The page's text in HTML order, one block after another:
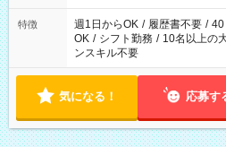
特徴 週1日からOK / 履歴書不要 / 40
OK / シフト勤務 / 10名以上の
ンスキル不要
気になる！ 応募す